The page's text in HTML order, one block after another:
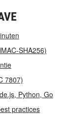
SHA256)
7807)
Python, Go
practices